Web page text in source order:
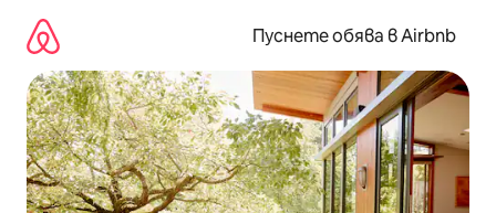
съдържанието
Пуснете обява в Airbnb